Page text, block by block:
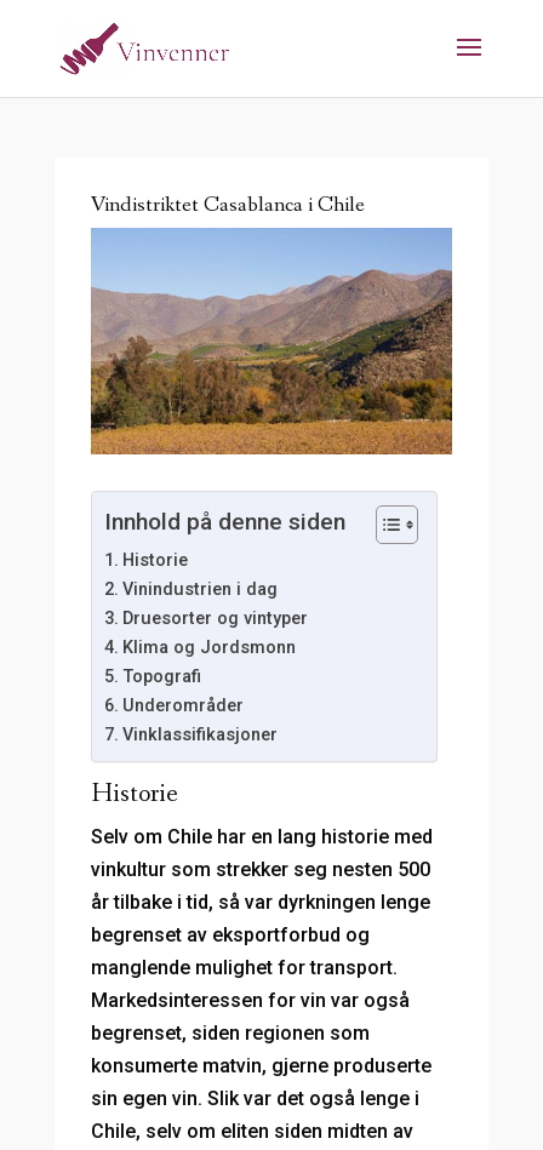
Vindistriktet Casablanca i Chile
Innhold på denne siden
Historie
Vinindustrien i dag
Druesorter og vintyper
Klima og Jordsmonn
Topografi
Underområder
Vinklassifikasjoner
Historie
Selv om Chile har en lang historie med
vinkultur som strekker seg nesten 500
år tilbake i tid, så var dyrkningen lenge
begrenset av eksportforbud og
manglende mulighet for transport.
Markedsinteressen for vin var også
begrenset, siden regionen som
konsumerte matvin, gjerne produserte
sin egen vin. Slik var det også lenge i
Chile, selv om eliten siden midten av